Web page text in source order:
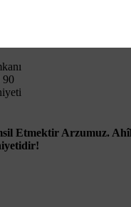
90
Etmektir Arzumuz.